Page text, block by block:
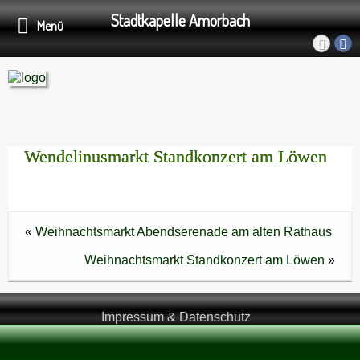
Wendelinusmarkt Standkonzert am Löwen
« Weihnachtsmarkt Abendserenade am alten Rathaus
Weihnachtsmarkt Standkonzert am Löwen »
Impressum & Datenschutz
Menü Stadtkapelle Amorbach